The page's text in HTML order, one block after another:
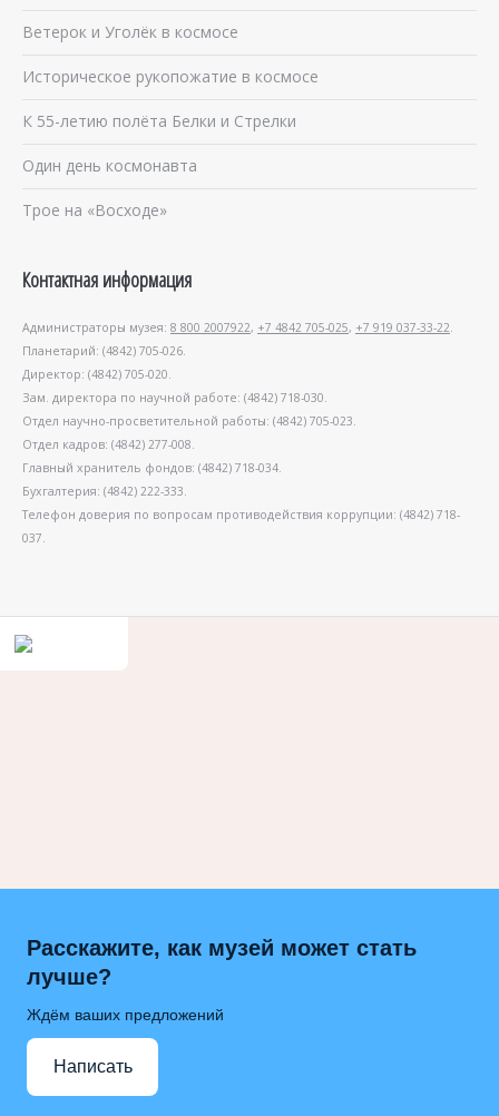
Ветерок и Уголёк в космосе
Историческое рукопожатие в космосе
К 55-летию полёта Белки и Стрелки
Один день космонавта
Трое на «Восходе»
Контактная информация
Администраторы музея: 8 800 2007922, +7 4842 705-025, +7 919 037-33-22.
Планетарий: (4842) 705-026.
Директор: (4842) 705-020.
Зам. директора по научной работе: (4842) 718-030.
Отдел научно-просветительной работы: (4842) 705-023.
Отдел кадров: (4842) 277-008.
Главный хранитель фондов: (4842) 718-034.
Бухгалтерия: (4842) 222-333.
Телефон доверия по вопросам противодействия коррупции: (4842) 718-
037.
Расскажите, как музей может стать
лучше?
Ждём ваших предложений
Написать